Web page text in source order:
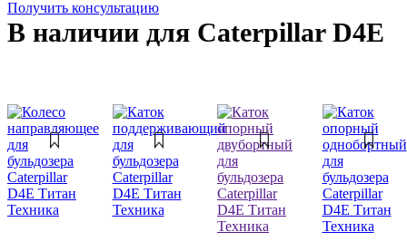
Получить консультацию
В наличии для Caterpillar D4E